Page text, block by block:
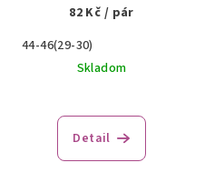
82 Kč / pár
44-46(29-30)
Skladom
Detail